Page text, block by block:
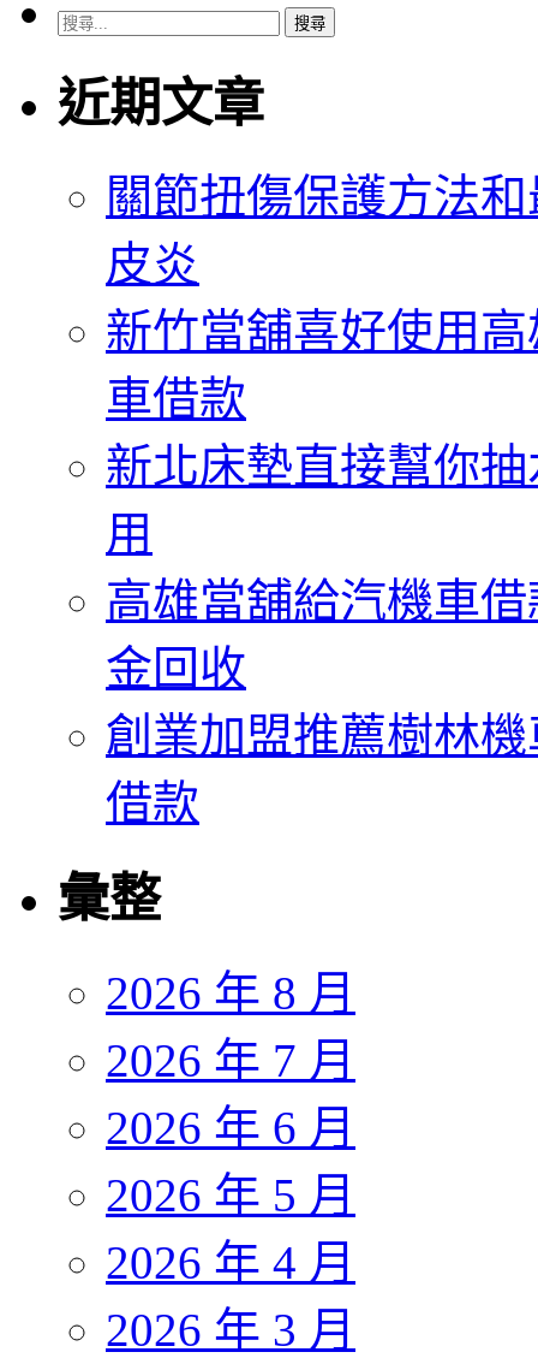
搜
關
鍵
近期文章
關節扭傷保護方法
皮炎
新竹當舖喜好使用
車借款
新北床墊直接幫你
用
高雄當舖給汽機車
金回收
創業加盟推薦樹林
借款
彙整
2026 年 8 月
2026 年 7 月
2026 年 6 月
2026 年 5 月
2026 年 4 月
2026 年 3 月